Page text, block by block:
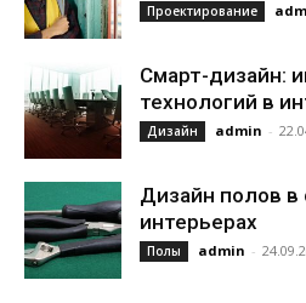
Проектирование
Смарт-дизайн:
технологий в
Дизайн admin -
Дизайн полов
интерьерах
Полы admin -